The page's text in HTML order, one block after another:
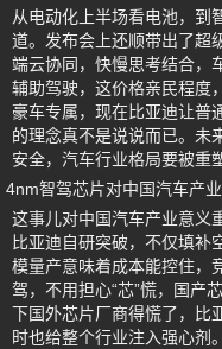
从电动化上半场看电池，到
道。发布会上还顺带出了超
端云协同，快慢思考结合，
辅助驾驶，这价格亲民程度
豪车专属，现在比亚迪让普
的理念真不是说说而已。未
安全，汽车行业格局要被重
4nm智驾芯片对中国汽车产
这事儿对中国汽车产业意义
比亚迪自研突破，不仅填补
模量产意味着成本能控住，
驾，不用担心“芯”慌，国产
下国外芯片厂商得慌了，比
时也给整个行业注入强心剂